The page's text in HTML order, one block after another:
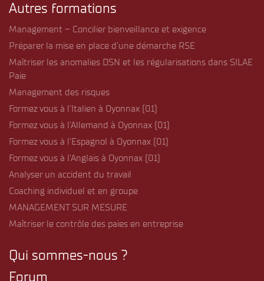
Autres formations
Management – Concilier bienveillance et exigence
Préparer la mise en place d’une démarche RSE
Maîtriser les anomalies DSN et les régularisations dans SILAE
Paie
Management des risques
Formez vous à l’Italien à Oyonnax (01)
Formez vous à l’Allemand à Oyonnax (01)
Formez vous à l’Espagnol à Oyonnax (01)
Formez vous à l’Anglais à Oyonnax (01)
Analyser un accident du travail
Coaching individuel et en groupe
MANAGEMENT SUR MESURE
Maîtriser le contrôle des paies en entreprise
Qui sommes-nous ?
Forum